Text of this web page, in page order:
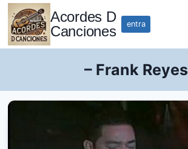
Saltar
contenido
Acordes D
Canciones
entra
– Frank Reyes